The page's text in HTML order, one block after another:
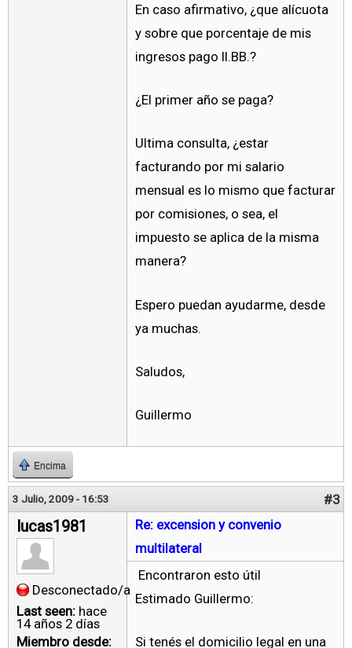
En caso afirmativo, ¿que alícuota
y sobre que porcentaje de mis
ingresos pago II.BB.?
¿El primer año se paga?
Ultima consulta, ¿estar
facturando por mi salario
mensual es lo mismo que facturar
por comisiones, o sea, el
impuesto se aplica de la misma
manera?
Espero puedan ayudarme, desde
ya muchas.
Saludos,
Guillermo
Encima
3 Julio, 2009 - 16:53 #3
lucas1981
Desconectado/a
Last seen: hace
14 años 2 días
Miembro desde:
Re: excension y convenio
multilateral
Encontraron esto útil
Estimado Guillermo:
Si tenés el domicilio legal en una